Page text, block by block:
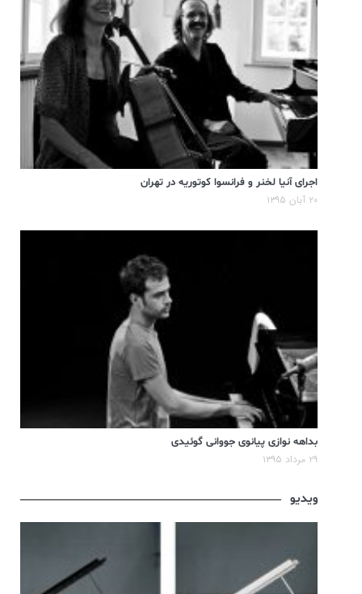
اجرای آنیا لخنر و فرانسوا کوتوریه در تهران
۲۰ آبان ۱۳۹۵
بداهه نوازی پیانوی جووانی گوئیدی
۲۹ مرداد ۱۳۹۵
ویدیو